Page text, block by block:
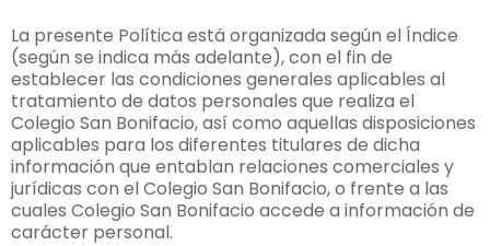
La presente Política está organizada según el Índice
(según se indica más adelante), con el fin de
establecer las condiciones generales aplicables al
tratamiento de datos personales que realiza el
Colegio San Bonifacio, así como aquellas disposiciones
aplicables para los diferentes titulares de dicha
información que entablan relaciones comerciales y
jurídicas con el Colegio San Bonifacio, o frente a las
cuales Colegio San Bonifacio accede a información de
carácter personal.